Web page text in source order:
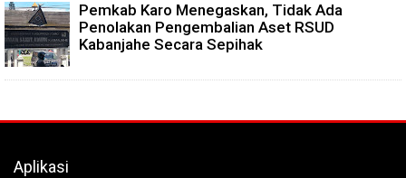
Pemkab Karo Menegaskan, Tidak Ada
Penolakan Pengembalian Aset RSUD
Kabanjahe Secara Sepihak
Aplikasi